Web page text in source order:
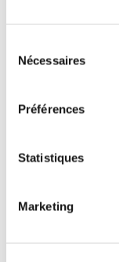
Nécessaires
Préférences
Statistiques
Marketing